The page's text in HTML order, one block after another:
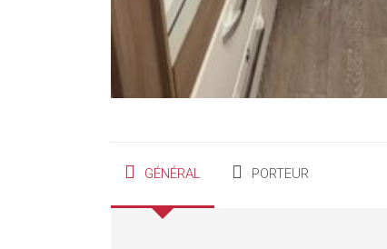
GÉNÉRAL PORTEUR